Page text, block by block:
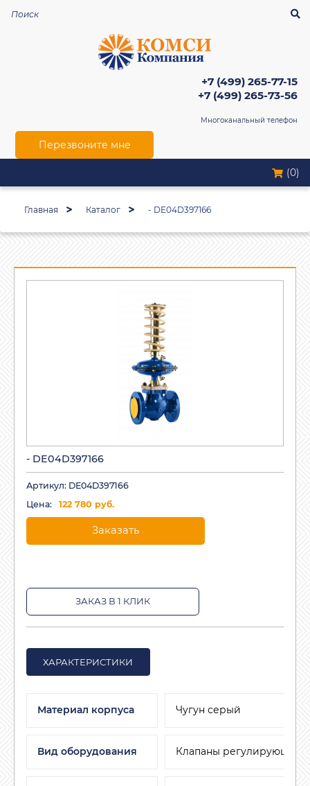
+7 (499) 265-77-15
+7 (499) 265-73-56
Многоканальный телефон
Перезвоните мне
(0)
Главная Каталог - DE04D397166
- DE04D397166
Артикул: DE04D397166
Цена:
122 780 руб.
Заказать
ЗАКАЗ В 1 КЛИК
ХАРАКТЕРИСТИКИ
Материал корпуса Чугун серый
Вид оборудования Клапаны регулирующие